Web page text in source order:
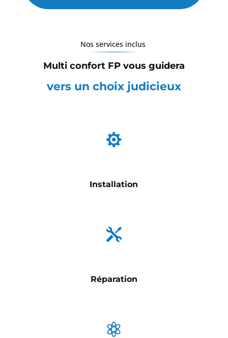
Nos services inclus
Multi confort FP vous guidera
vers un choix judicieux

Installation

Réparation
